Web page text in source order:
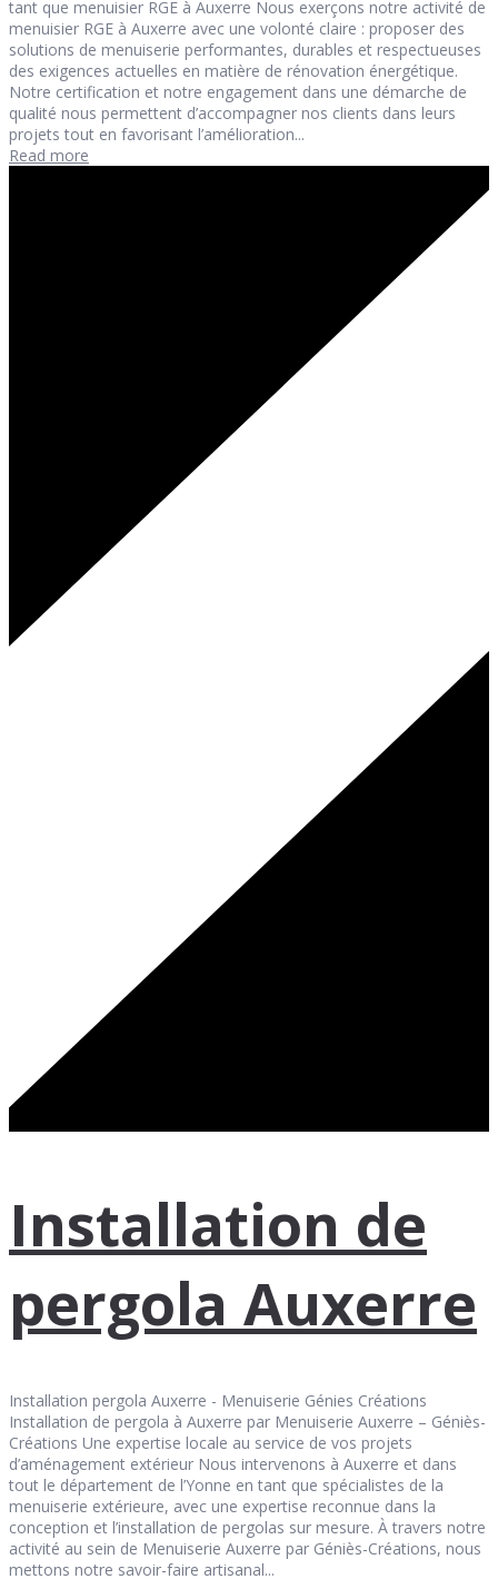
tant que menuisier RGE à Auxerre Nous exerçons notre activité de
menuisier RGE à Auxerre avec une volonté claire : proposer des
solutions de menuiserie performantes, durables et respectueuses
des exigences actuelles en matière de rénovation énergétique.
Notre certification et notre engagement dans une démarche de
qualité nous permettent d’accompagner nos clients dans leurs
projets tout en favorisant l’amélioration...
Read more
Installation de
pergola Auxerre
Installation pergola Auxerre - Menuiserie Génies Créations
Installation de pergola à Auxerre par Menuiserie Auxerre – Géniès-
Créations Une expertise locale au service de vos projets
d’aménagement extérieur Nous intervenons à Auxerre et dans
tout le département de l’Yonne en tant que spécialistes de la
menuiserie extérieure, avec une expertise reconnue dans la
conception et l’installation de pergolas sur mesure. À travers notre
activité au sein de Menuiserie Auxerre par Géniès-Créations, nous
mettons notre savoir-faire artisanal...